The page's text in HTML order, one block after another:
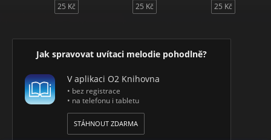
25 Kč 25 Kč 25 Kč
Jak spravovat uvítaci melodie pohodlně?
V aplikaci O2 Knihovna
• bez registrace
• na telefonu i tabletu
STÁHNOUT ZDARMA